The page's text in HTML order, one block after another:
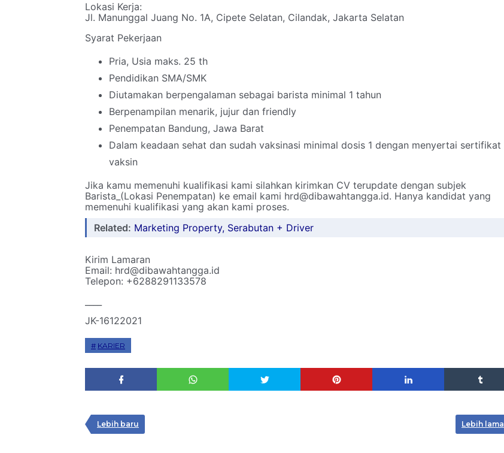
Lokasi Kerja:
Jl. Manunggal Juang No. 1A, Cipete Selatan, Cilandak, Jakarta Selatan
Syarat Pekerjaan
Pria, Usia maks. 25 th
Pendidikan SMA/SMK
Diutamakan berpengalaman sebagai barista minimal 1 tahun
Berpenampilan menarik, jujur dan friendly
Penempatan Bandung, Jawa Barat
Dalam keadaan sehat dan sudah vaksinasi minimal dosis 1 dengan menyertai sertifikat
vaksin
Jika kamu memenuhi kualifikasi kami silahkan kirimkan CV terupdate dengan subjek
Barista_(Lokasi Penempatan) ke email kami hrd@dibawahtangga.id. Hanya kandidat yang
memenuhi kualifikasi yang akan kami proses.
Related: Marketing Property, Serabutan + Driver
Kirim Lamaran
Email: hrd@dibawahtangga.id
Telepon: +6288291133578
JK-16122021
KARIER
Lebih baru Lebih lama